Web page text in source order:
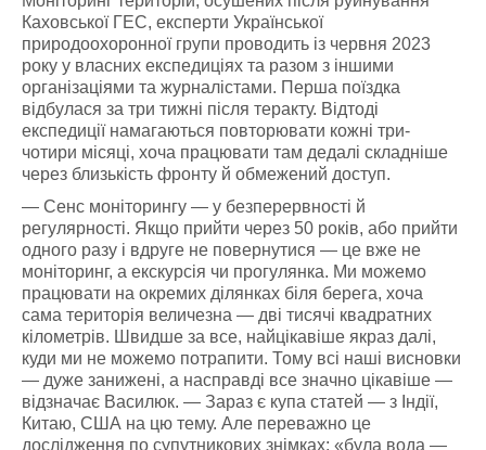
Каховської ГЕС, експерти Української
природоохоронної групи проводить із червня 2023
року у власних експедиціях та разом з іншими
організаціями та журналістами. Перша поїздка
відбулася за три тижні після теракту. Відтоді
експедиції намагаються повторювати кожні три-
чотири місяці, хоча працювати там дедалі складніше
через близькість фронту й обмежений доступ.
— Сенс моніторингу — у безперервності й
регулярності. Якщо прийти через 50 років, або прийти
одного разу і вдруге не повернутися — це вже не
моніторинг, а екскурсія чи прогулянка. Ми можемо
працювати на окремих ділянках біля берега, хоча
сама територія величезна — дві тисячі квадратних
кілометрів. Швидше за все, найцікавіше якраз далі,
куди ми не можемо потрапити. Тому всі наші висновки
— дуже занижені, а насправді все значно цікавіше —
відзначає Василюк. — Зараз є купа статей — з Індії,
Китаю, США на цю тему. Але переважно це
дослідження по супутникових знімках: «була вода —